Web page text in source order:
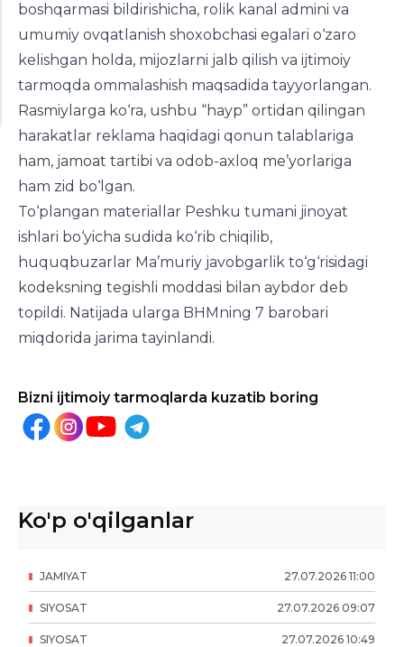
boshqarmasi bildirishicha, rolik kanal admini va
umumiy ovqatlanish shoxobchasi egalari o‘zaro
kelishgan holda, mijozlarni jalb qilish va ijtimoiy
tarmoqda ommalashish maqsadida tayyorlangan.
Rasmiylarga ko‘ra, ushbu “hayp” ortidan qilingan
harakatlar reklama haqidagi qonun talablariga
ham, jamoat tartibi va odob-axloq me’yorlariga
ham zid bo‘lgan.
To‘plangan materiallar Peshku tumani jinoyat
ishlari bo‘yicha sudida ko‘rib chiqilib,
huquqbuzarlar Ma’muriy javobgarlik to‘g‘risidagi
kodeksning tegishli moddasi bilan aybdor deb
topildi. Natijada ularga BHMning 7 barobari
miqdorida jarima tayinlandi.
Bizni ijtimoiy tarmoqlarda kuzatib boring
Ko'p o'qilganlar
27.07.2026 11:00
JAMIYAT
27.07.2026 09:07
SIYOSAT
27.07.2026 10:49
SIYOSAT